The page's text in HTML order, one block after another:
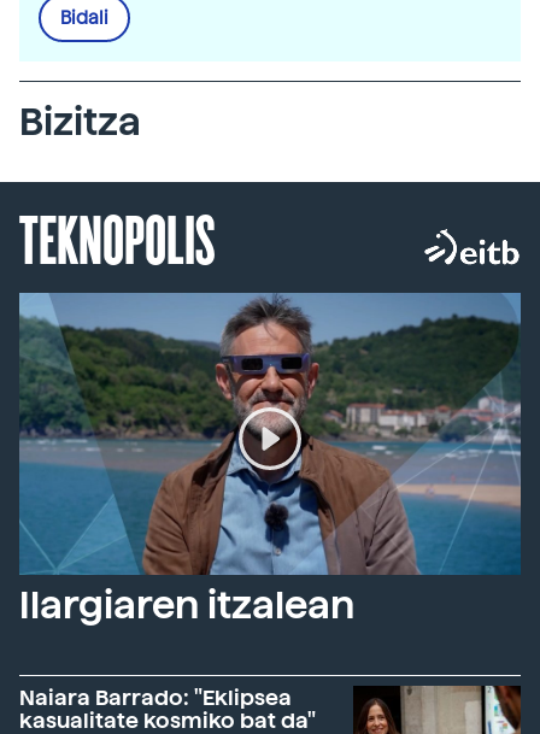
Bidali
Bizitza
TEKNOPOLIS
Ilargiaren itzalean
Naiara Barrado: "Eklipsea
kasualitate kosmiko bat da"